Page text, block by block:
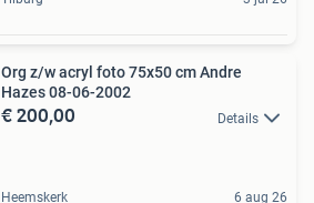
Org z/w acryl foto 75x50 cm Andre
Hazes 08-06-2002
€ 200,00 Details
Heemskerk 6 aug 26